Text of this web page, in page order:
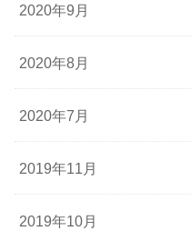
2020年9月
2020年8月
2020年7月
2019年11月
2019年10月